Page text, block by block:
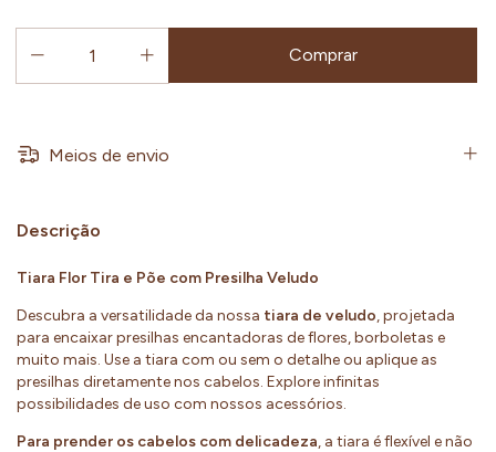
Meios de envio
Descrição
Tiara Flor Tira e Põe com Presilha Veludo
Descubra a versatilidade da nossa tiara de veludo, projetada
para encaixar presilhas encantadoras de flores, borboletas e
muito mais. Use a tiara com ou sem o detalhe ou aplique as
presilhas diretamente nos cabelos. Explore infinitas
possibilidades de uso com nossos acessórios.
Para prender os cabelos com delicadeza, a tiara é flexível e não